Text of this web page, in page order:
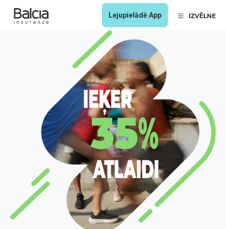
Lejupielādē App IZVĒLNE